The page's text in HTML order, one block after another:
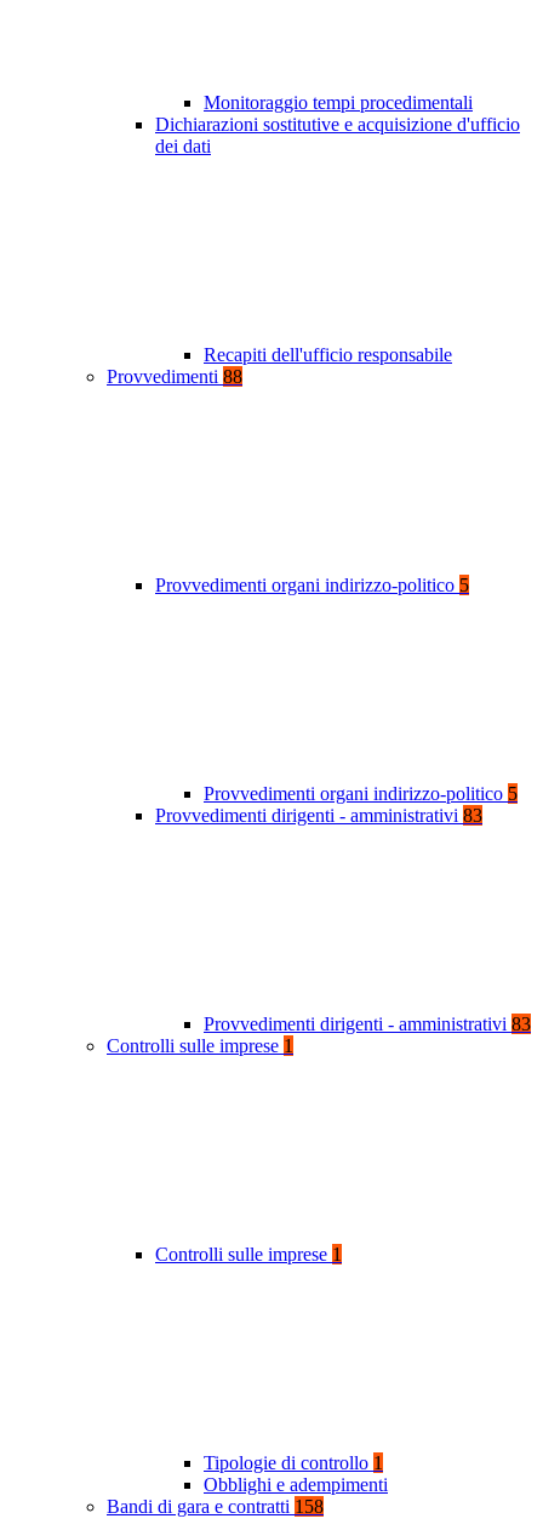
Monitoraggio tempi procedimentali
Dichiarazioni sostitutive e acquisizione d'ufficio
dei dati
Recapiti dell'ufficio responsabile
Provvedimenti 88
Provvedimenti organi indirizzo-politico 5
Provvedimenti organi indirizzo-politico 5
Provvedimenti dirigenti - amministrativi 83
Provvedimenti dirigenti - amministrativi 83
Controlli sulle imprese 1
Controlli sulle imprese 1
Tipologie di controllo 1
Obblighi e adempimenti
Bandi di gara e contratti 158